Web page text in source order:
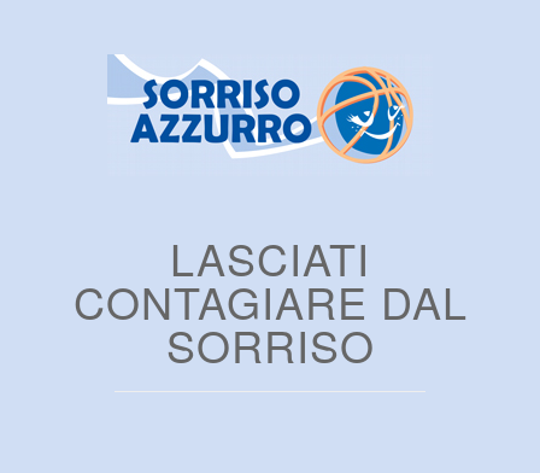
LASCIATI
CONTAGIARE DAL
SORRISO